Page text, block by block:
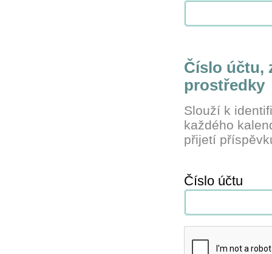
Číslo účtu,
prostředky
Slouží k
každého
přijetí
Číslo účtu